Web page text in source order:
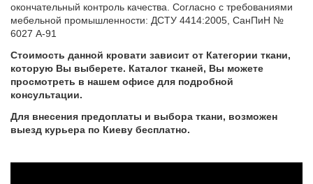
окончательный контроль качества. Согласно с требованиями
мебельной промышленности: ДСТУ 4414:2005, СанПиН №
6027 А-91
Стоимость данной кровати зависит от Категории ткани,
которую Вы выберете. Каталог тканей, Вы можете
просмотреть в нашем офисе для подробной
консультации.
Для внесения предоплаты и выбора ткани, возможен
выезд курьера по Киеву бесплатно.